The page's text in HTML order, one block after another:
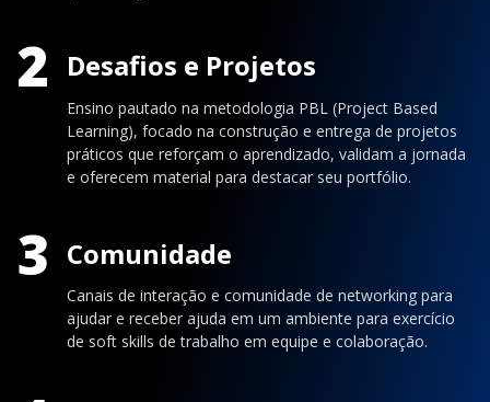
2 Desafios e Projetos
Ensino pautado na metodologia PBL (Project Based
Learning), focado na construção e entrega de projetos
práticos que reforçam o aprendizado, validam a jornada
e oferecem material para destacar seu portfólio.
3 Comunidade
Canais de interação e comunidade de networking para
ajudar e receber ajuda em um ambiente para exercício
de soft skills de trabalho em equipe e colaboração.